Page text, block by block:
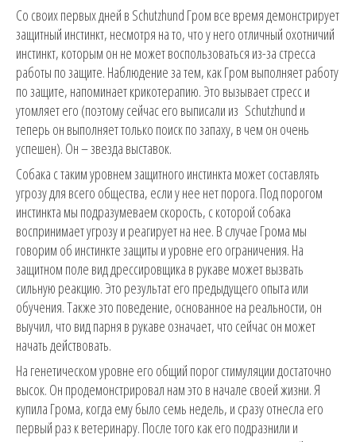
Со своих первых дней в Schutzhund Гром все время демонстрирует
защитный инстинкт, несмотря на то, что у него отличный охотничий
инстинкт, которым он не может воспользоваться из-за стресса
работы по защите. Наблюдение за тем, как Гром выполняет работу
по защите, напоминает крикотерапию. Это вызывает стресс и
утомляет его (поэтому сейчас его выписали из Schutzhund и
теперь он выполняет только поиск по запаху, в чем он очень
успешен). Он – звезда выставок.
Собака с таким уровнем защитного инстинкта может составлять
угрозу для всего общества, если у нее нет порога. Под порогом
инстинкта мы подразумеваем скорость, с которой собака
воспринимает угрозу и реагирует на нее. В случае Грома мы
говорим об инстинкте защиты и уровне его ограничения. На
защитном поле вид дрессировщика в рукаве может вызвать
сильную реакцию. Это результат его предыдущего опыта или
обучения. Также это поведение, основанное на реальности, он
выучил, что вид парня в рукаве означает, что сейчас он может
начать действовать.
На генетическом уровне его общий порог стимуляции достаточно
высок. Он продемонстрировал нам это в начале своей жизни. Я
купила Грома, когда ему было семь недель, и сразу отнесла его
первый раз к ветеринару. После того как его подразнили и